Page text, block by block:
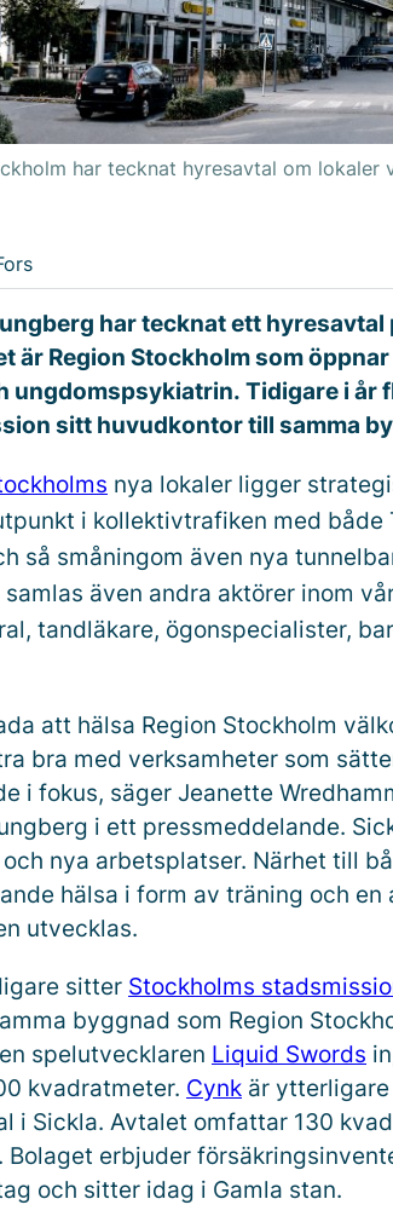
har tecknat hyresavtal om lokaler
har tecknat ett hyresavtal
är Region Stockholm som
ungdomspsykiatrin. Tidigare i år
sitt huvudkontor till samma
nya lokaler ligger
i kollektivtrafiken med både
så småningom även nya
samlas även andra aktörer inom
tandläkare, ögonspecialister,
att hälsa Region Stockholm
bra med verksamheter som
i fokus, säger Jeanette
i ett pressmeddelande.
nya arbetsplatser. Närhet till
hälsa i form av träning och
utvecklas.
sitter Stockholms
byggnad som Region
spelutvecklaren Liquid Swords
kvadratmeter. Cynk är
i Sickla. Avtalet omfattar 130
Bolaget erbjuder
och sitter idag i Gamla stan.